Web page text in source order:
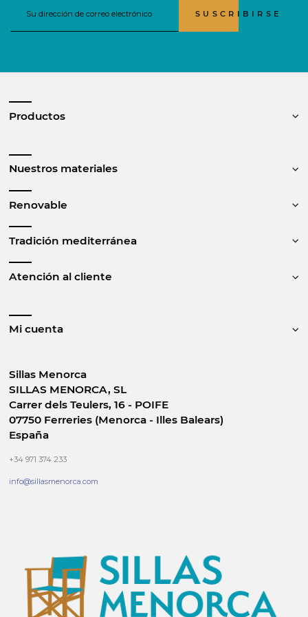
SUSCRIBIRSE
Productos
Nuestros materiales
Renovable
Tradición mediterránea
Atención al cliente
Mi cuenta
Sillas Menorca
SILLAS MENORCA, SL
Carrer dels Teulers, 16 - POIFE
07750 Ferreries (Menorca - Illes Balears)
España
+34 971 374 233
info@sillasmenorca.com